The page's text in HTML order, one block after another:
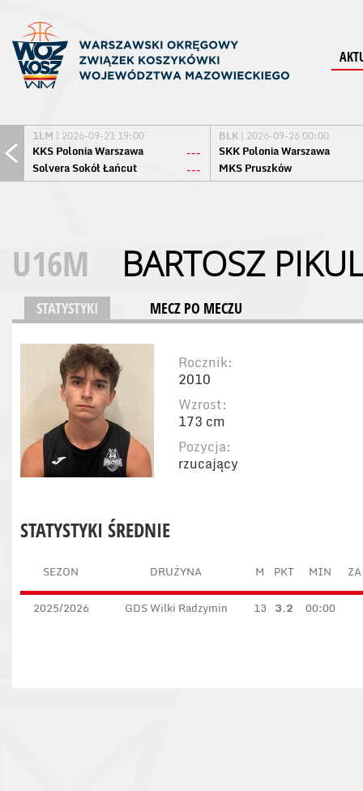
1LM | 2026-09-21 19:00
KKS Polonia Warszawa
---
Solvera Sokół Łańcut
---
BLK | 2026-09-26 00:00
SKK Polonia Warszawa
MKS Pruszków
U16M BARTOSZ
STATYSTYKI MECZ PO MECZU
Rocznik:
2010
Wzrost:
173 cm
Pozycja:
rzucający
STATYSTYKI ŚREDNIE
SEZON DRUŻYNA M PKT MIN
2025/2026 GDS Wilki Radzymin 13 3.2 00:00